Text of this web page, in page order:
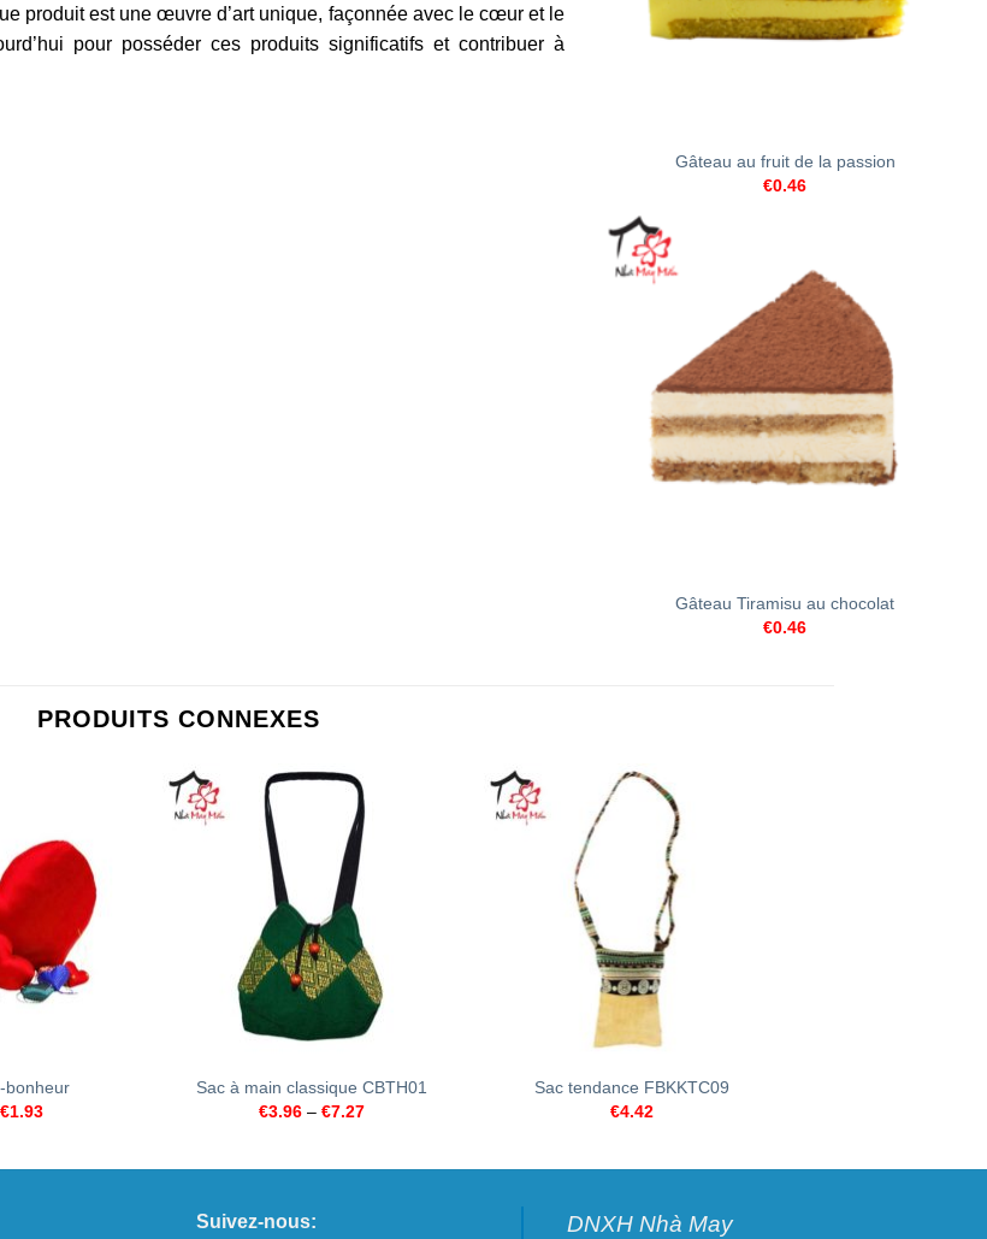
produit est une œuvre d’art unique, façonnée avec le cœur et le
pour posséder ces produits significatifs et contribuer à
Gâteau au fruit de la passion
€0.46
Gâteau Tiramisu au chocolat
€0.46
PRODUITS CONNEXES
€1.93
Sac à main classique CBTH01
€3.96– €7.27
Sac tendance FBKKTC09
€4.42
Suivez-nous: DNXH Nhà May